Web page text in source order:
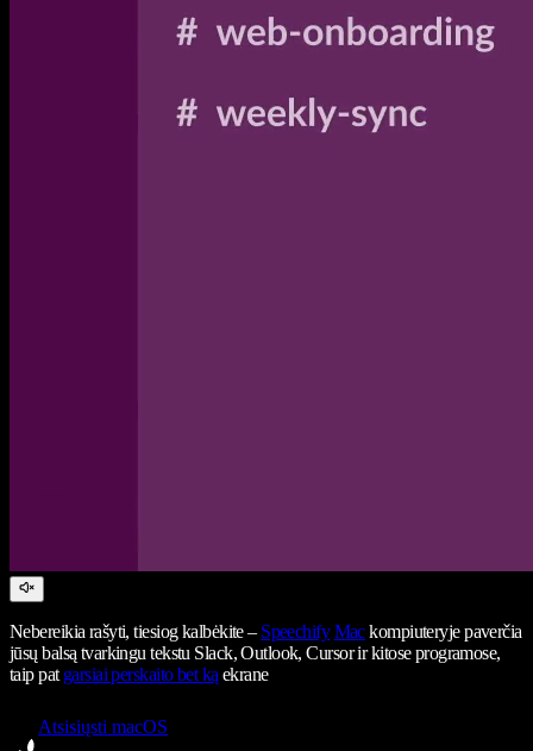
Nebereikia rašyti, tiesiog kalbėkite – Speechify Mackompiuteryje paverčia
jūsų balsą tvarkingu tekstu Slack, Outlook, Cursor ir kitose programose,
taip pat garsiai perskaito bet ką ekrane
Atsisiųsti macOS